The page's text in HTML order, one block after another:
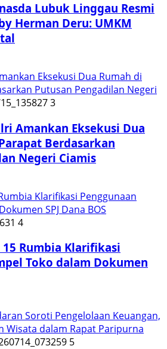
Lubuk Linggau Resmi
Herman Deru: UMKM
Eksekusi Dua Rumah di
Putusan Pengadilan Negeri
3
Amankan Eksekusi Dua
Berdasarkan
Negeri Ciamis
Klarifikasi Penggunaan
SPJ Dana BOS
4
15 Rumbia Klarifikasi
Toko dalam Dokumen
Soroti Pengelolaan Keuangan,
Wisata dalam Rapat Paripurna
5